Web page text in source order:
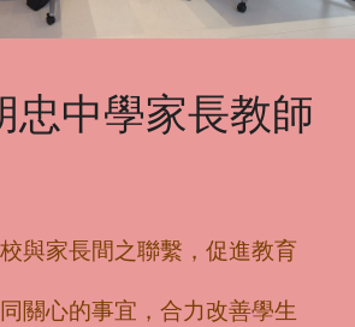
忠中學家長教師
與家長間之聯繫，促進教育
關心的事宜，合力改善學生